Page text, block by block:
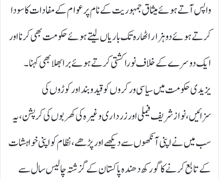
واپس آتے ہوئے میثاق جمہوریت کے نام پر عوام کے مفادات کا سودا
کرتے ہوئے دو ہزار اٹھارہ تک باریاں لیتے ہوئے حکومت بھی کرنا اور
ایک دوسرے کے خلاف نورا کشتی کرتے ہوئے برا بھلا بھی کہنا۔
یزیدی حکومت میں سیاسی ورکروں کو قیدوبند اور کوڑوں کی
سزائیں،نواز شریف فیملی اور زرداری وغیرہ کی کھربوں کی کرپشن، یہ
سب میں نے اپنی آنکھوں سے دیکھے اور پڑھے،نظام کو اپنی خواہشات
کے تابع کرنے کا گورکھ دھندہ پاکستان کے گزشتہ چالیس سال سے